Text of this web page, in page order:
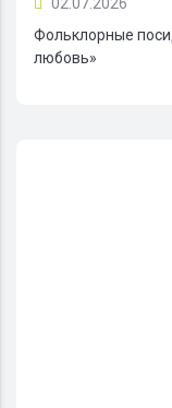
Фольклорные
любовь»